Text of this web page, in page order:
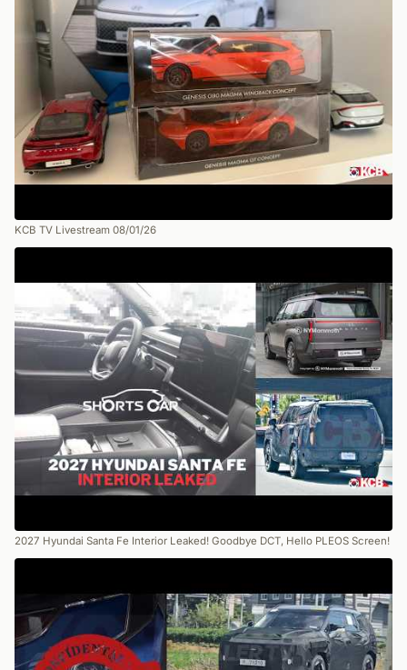
KCB TV Livestream 08/01/26
2027 Hyundai Santa Fe Interior Leaked! Goodbye DCT, Hello PLEOS Screen!